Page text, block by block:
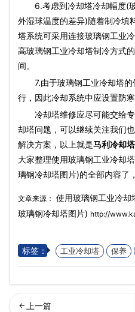
6.考虑到冷却塔冷却幅度(玻
外湿球温度的差异)随着制冷填
塔系统可采用连接玻璃钢工业
高玻璃钢工业冷却塔制冷方式
间。
7.由于玻璃钢工业冷却塔的
行，因此冷却系统中应设置防
冷却塔维修应尽可能交给
却塔问题，可以继续关注我们
解决方案，以上就是马利冷却
大家整理使用玻璃钢工业冷却
璃钢冷却塔图片)的全部内容了
文章来源： 使用玻璃钢工业冷却
玻璃钢冷却塔图片) http://
标签： 工业冷却塔 保养